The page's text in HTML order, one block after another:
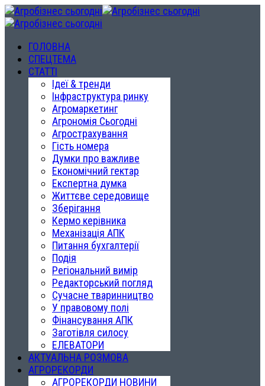
ГОЛОВНА
СПЕЦТЕМА
СТАТТІ
Ідеї & тренди
Інфраструктура ринку
Агромаркетинг
Агрономія Сьогодні
Агрострахування
Гість номера
Думки про важливе
Економічний гектар
Експертна думка
Життєве середовище
Зберігання
Кермо керівника
Механізація АПК
Питання бухгалтерії
Подія
Регіональний вимір
Редакторський погляд
Сучасне тваринництво
У правовому полі
Фінансування АПК
Заготівля силосу
ЕЛЕВАТОРИ
АКТУАЛЬНА РОЗМОВА
АГРОРЕКОРДИ
АГРОРЕКОРДИ НОВИНИ